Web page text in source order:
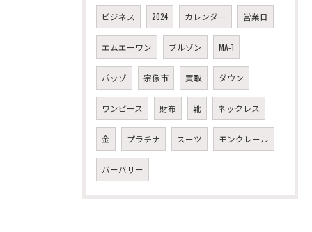
ビジネス 2024 カレンダー 営業日
エムエーワン ブルゾン MA-1
パッゾ 宗像市 買取 ダウン
ワンピース 財布 靴 ネックレス
金 プラチナ スーツ モンクレール
バーバリー